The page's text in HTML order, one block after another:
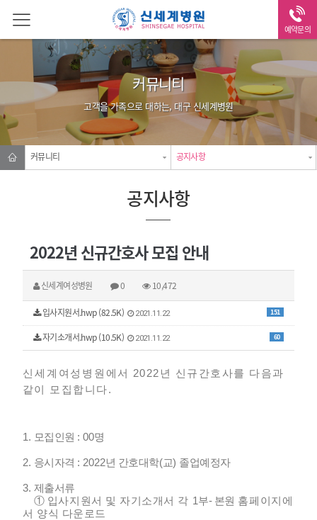
예약문의
커뮤니티
고객을 가족으로 대하는, 대구 신세계병원
커뮤니티 공지사항
공지사항
2022년 신규간호사 모집 안내
신세계여성병원 0 10,472
151
입사지원서.hwp (82.5K) 2021.11.22
60
자기소개서.hwp (10.5K) 2021.11.22
신세계여성병 원에서 2022 년 신규간호사를 다음과
같이 모집합니다.
1. 모집인원 : 00명
2. 응시자격 : 2022년 간호대학(교) 졸업예정자
3. 제출서류
① 입사지원서 및 자기소개서 각 1 부- 본원 홈페이지에
서 양식 다운로드